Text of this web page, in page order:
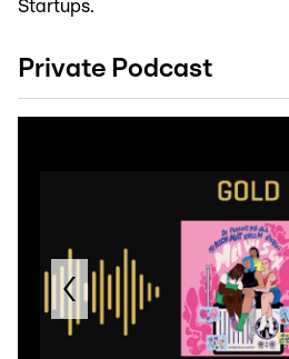
Startups.
Private Podcast